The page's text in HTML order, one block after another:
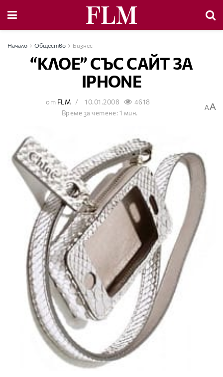
Начало Общество Бизнес
“КЛОЕ” СЪС САЙТ ЗА
IPHONE
от FLM 10.01.2008
4618
Време за четене: 1 мин.
AA